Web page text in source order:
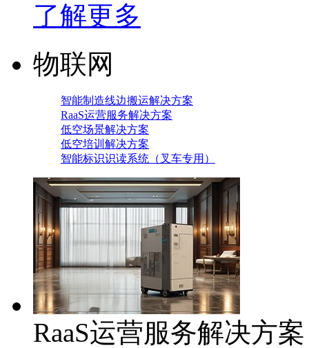
了解更多
物联网
智能制造线边搬运解决方案
RaaS运营服务解决方案
低空场景解决方案
低空培训解决方案
智能标识识读系统（叉车专用）
RaaS运营服务解决方案